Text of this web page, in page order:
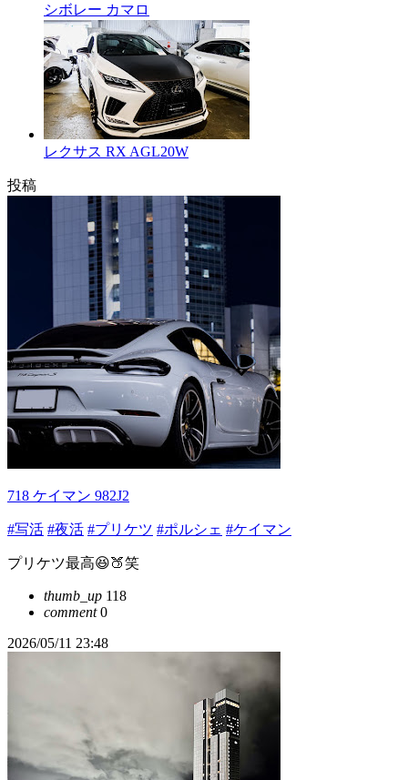
シボレー カマロ
レクサス RX AGL20W
投稿
718 ケイマン 982J2
#写活 #夜活 #プリケツ #ポルシェ #ケイマン
プリケツ最高😆🍑笑
thumb_up 118
comment0
2026/05/11 23:48